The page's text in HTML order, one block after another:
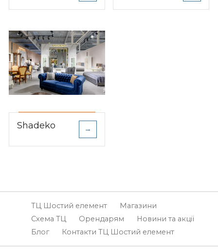
Shadeko →
ТЦ Шостий елемент
Магазини
Схема ТЦ
Орендарям
Новини та акції
Блог
Контакти ТЦ Шостий елемент